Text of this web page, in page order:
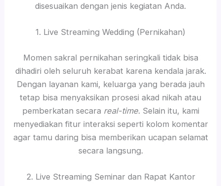
disesuaikan dengan jenis kegiatan Anda.
1. Live Streaming Wedding (Pernikahan)
Momen sakral pernikahan seringkali tidak bisa
dihadiri oleh seluruh kerabat karena kendala jarak.
Dengan layanan kami, keluarga yang berada jauh
tetap bisa menyaksikan prosesi akad nikah atau
pemberkatan secara real-time. Selain itu, kami
menyediakan fitur interaksi seperti kolom komentar
agar tamu daring bisa memberikan ucapan selamat
secara langsung.
2. Live Streaming Seminar dan Rapat Kantor